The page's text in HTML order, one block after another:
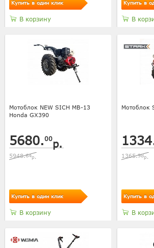
Купить в один клик
В корзину
Купить в
В
Мотоблок NEW SICH МВ-13
Honda GX390
5680.00р.
5948.64р.
Купить в один клик
В корзину
Мотоблок
1365.98р.
Купить в
В